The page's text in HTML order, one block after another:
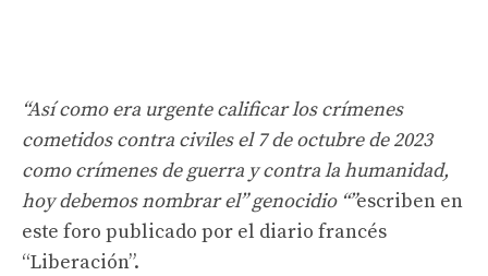
“Así como era urgente calificar los crímenes
cometidos contra civiles el 7 de octubre de 2023
como crímenes de guerra y contra la humanidad,
hoy debemos nombrar el” genocidio “”escriben en
este foro publicado por el diario francés
“Liberación”.